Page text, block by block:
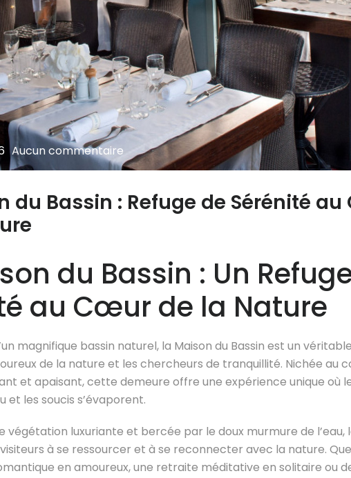
Aucun commentaire
du Bassin : Refuge de Sérénité
du Bassin : Un
au Cœur de la Nature
magnifique bassin naturel, la Maison du Bassin est un
de la nature et les chercheurs de tranquillité. Nichée au
et apaisant, cette demeure offre une expérience unique où
et les soucis s’évaporent.
végétation luxuriante et bercée par le doux murmure de l’eau,
visiteurs à se ressourcer et à se reconnecter avec la nature.
en amoureux, une retraite méditative en solitaire ou